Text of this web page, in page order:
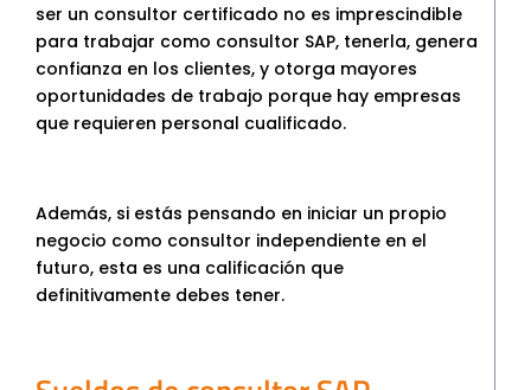
ser un consultor certificado no es imprescindible
para trabajar como consultor SAP, tenerla, genera
confianza en los clientes, y otorga mayores
oportunidades de trabajo porque hay empresas
que requieren personal cualificado.
Además, si estás pensando en iniciar un propio
negocio como consultor independiente en el
futuro, esta es una calificación que
definitivamente debes tener.